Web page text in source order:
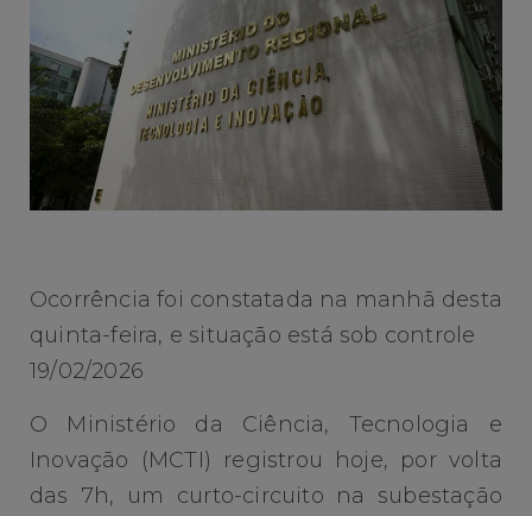
Ocorrência foi constatada na manhã desta
quinta-feira, e situação está sob controle
19/02/2026
O Ministério da Ciência, Tecnologia e
Inovação (MCTI) registrou hoje, por volta
das 7h, um curto-circuito na subestação